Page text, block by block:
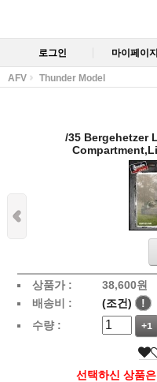
로그인 마이페이지
AFV Thunder Model
/35 Bergehetzer
상품가 : 38,600원
배송비 :
(조건)
!
수량 :
+1
선택하신 상품